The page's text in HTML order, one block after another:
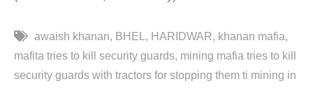
awaish khanan BHEL HARIDWAR
khanan mafia
mafita tries to kill security guards mining mafia tries to kill
security guards with tractors for stopping them ti mining in